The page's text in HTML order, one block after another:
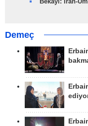
Demeç